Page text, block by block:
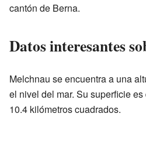
cantón de Berna.
Datos interesantes
Melchnau se encuentra a una
el nivel del mar. Su superficie
10.4 kilómetros cuadrados.